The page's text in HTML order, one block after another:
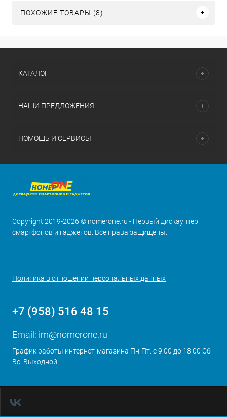
ПОХОЖИЕ ТОВАРЫ (8)
КАТАЛОГ
НАШИ ПРЕДЛОЖЕНИЯ
ПОМОЩЬ И СЕРВИСЫ
Copyright 2019-2026 © nomerone.ru - Первый дискаунтер
смартфонов и гаджетов. Все права защищены.
Политика в отношении персональных данных
+7 (958) 516 48 15
Email: im@nomerone.ru
График работы интернет-магазина Пн-Пт: с 9:00 до 18:00 Сб-
Вс: Выходной